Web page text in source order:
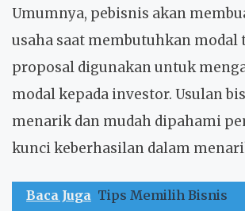
Umumnya, pebisnis akan
usaha saat membutuhkan modal
proposal digunakan untuk
modal kepada investor. Usulan
menarik dan mudah dipahami
kunci keberhasilan dalam
Baca Juga Tips Memilih Bisnis